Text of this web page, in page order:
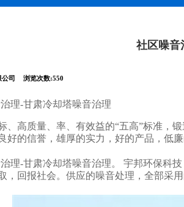
社区噪音
司 浏览次数:550
理-甘肃冷却塔噪音治理
、高质量、率、有效益的“五高”标准，
好的信誉，雄厚的实力，好的产品，低廉
理-甘肃冷却塔噪音治理。 宇邦环保科
，回报社会。供应的噪音处理，全部采